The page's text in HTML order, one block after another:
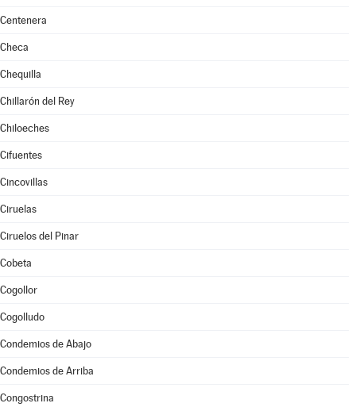
Centenera
Checa
Chequilla
Chillarón del Rey
Chiloeches
Cifuentes
Cincovillas
Ciruelas
Ciruelos del Pinar
Cobeta
Cogollor
Cogolludo
Condemios de Abajo
Condemios de Arriba
Congostrina